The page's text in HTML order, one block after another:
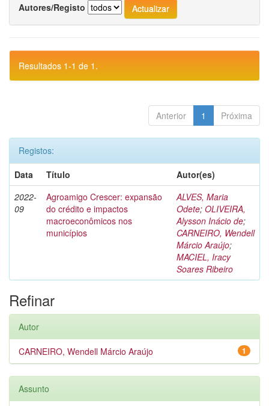
Autores/Registo
Resultados 1-1 de 1.
Anterior 1 Próxima
Registos:
Data
Título
Autor(es)
2022-
09
Agroamigo Crescer: expansão
do crédito e impactos
macroeconômicos nos
municípios
ALVES, Maria
Odete; OLIVEIRA,
Alysson Inácio de;
CARNEIRO, Wendell
Márcio Araújo;
MACIEL, Iracy
Soares Ribeiro
Refinar
Autor
1
CARNEIRO, Wendell Márcio Araújo
Assunto